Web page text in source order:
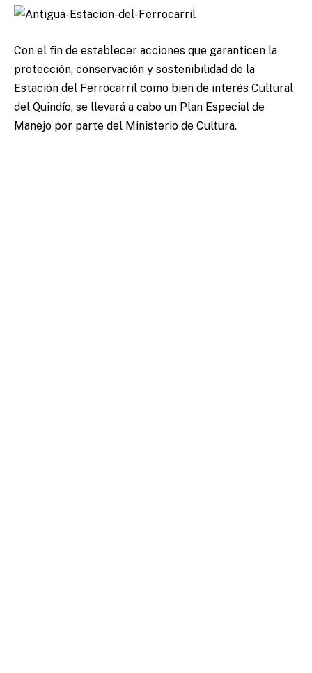
Con el fin de establecer acciones que garanticen la
protección, conservación y sostenibilidad de la
Estación del Ferrocarril como bien de interés Cultural
del Quindío, se llevará a cabo un Plan Especial de
Manejo por parte del Ministerio de Cultura.